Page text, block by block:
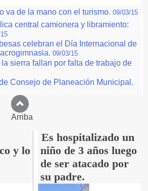
va de la mano con el turismo. 09/03/15
central camionera y libramiento:
celebran el Día Internacional de
09/03/15
sierra fallan por falta de trabajo de
Consejo de Planeación Municipal.
Arriba
y lo
Es hospitalizado un
niño de 3 años luego
de ser atacado por
su padre.